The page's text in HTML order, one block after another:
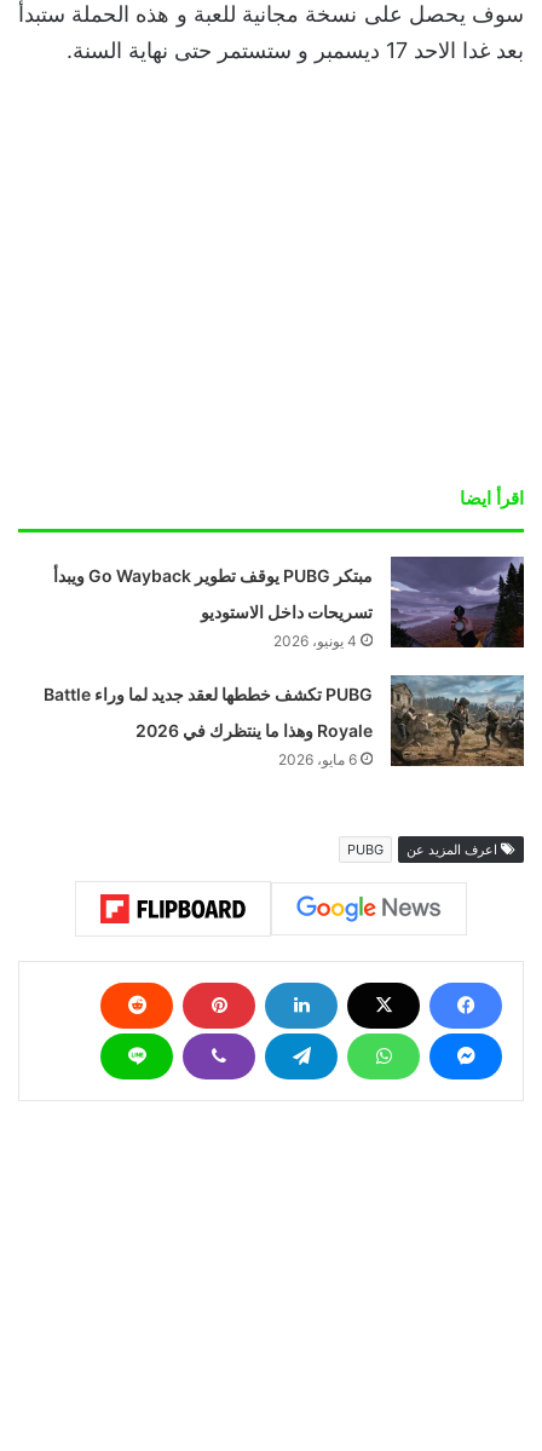
سوف يحصل على نسخة مجانية للعبة و هذه الحملة ستبدأ
بعد غدا الاحد 17 ديسمبر و ستستمر حتى نهاية السنة.
اقرأ ايضا
مبتكر PUBG يوقف تطوير Go Wayback ويبدأ
تسريحات داخل الاستوديو
4 يونيو، 2026
PUBG تكشف خططها لعقد جديد لما وراء Battle
Royale وهذا ما ينتظرك في 2026
6 مايو، 2026
اعرف المزيد عن PUBG